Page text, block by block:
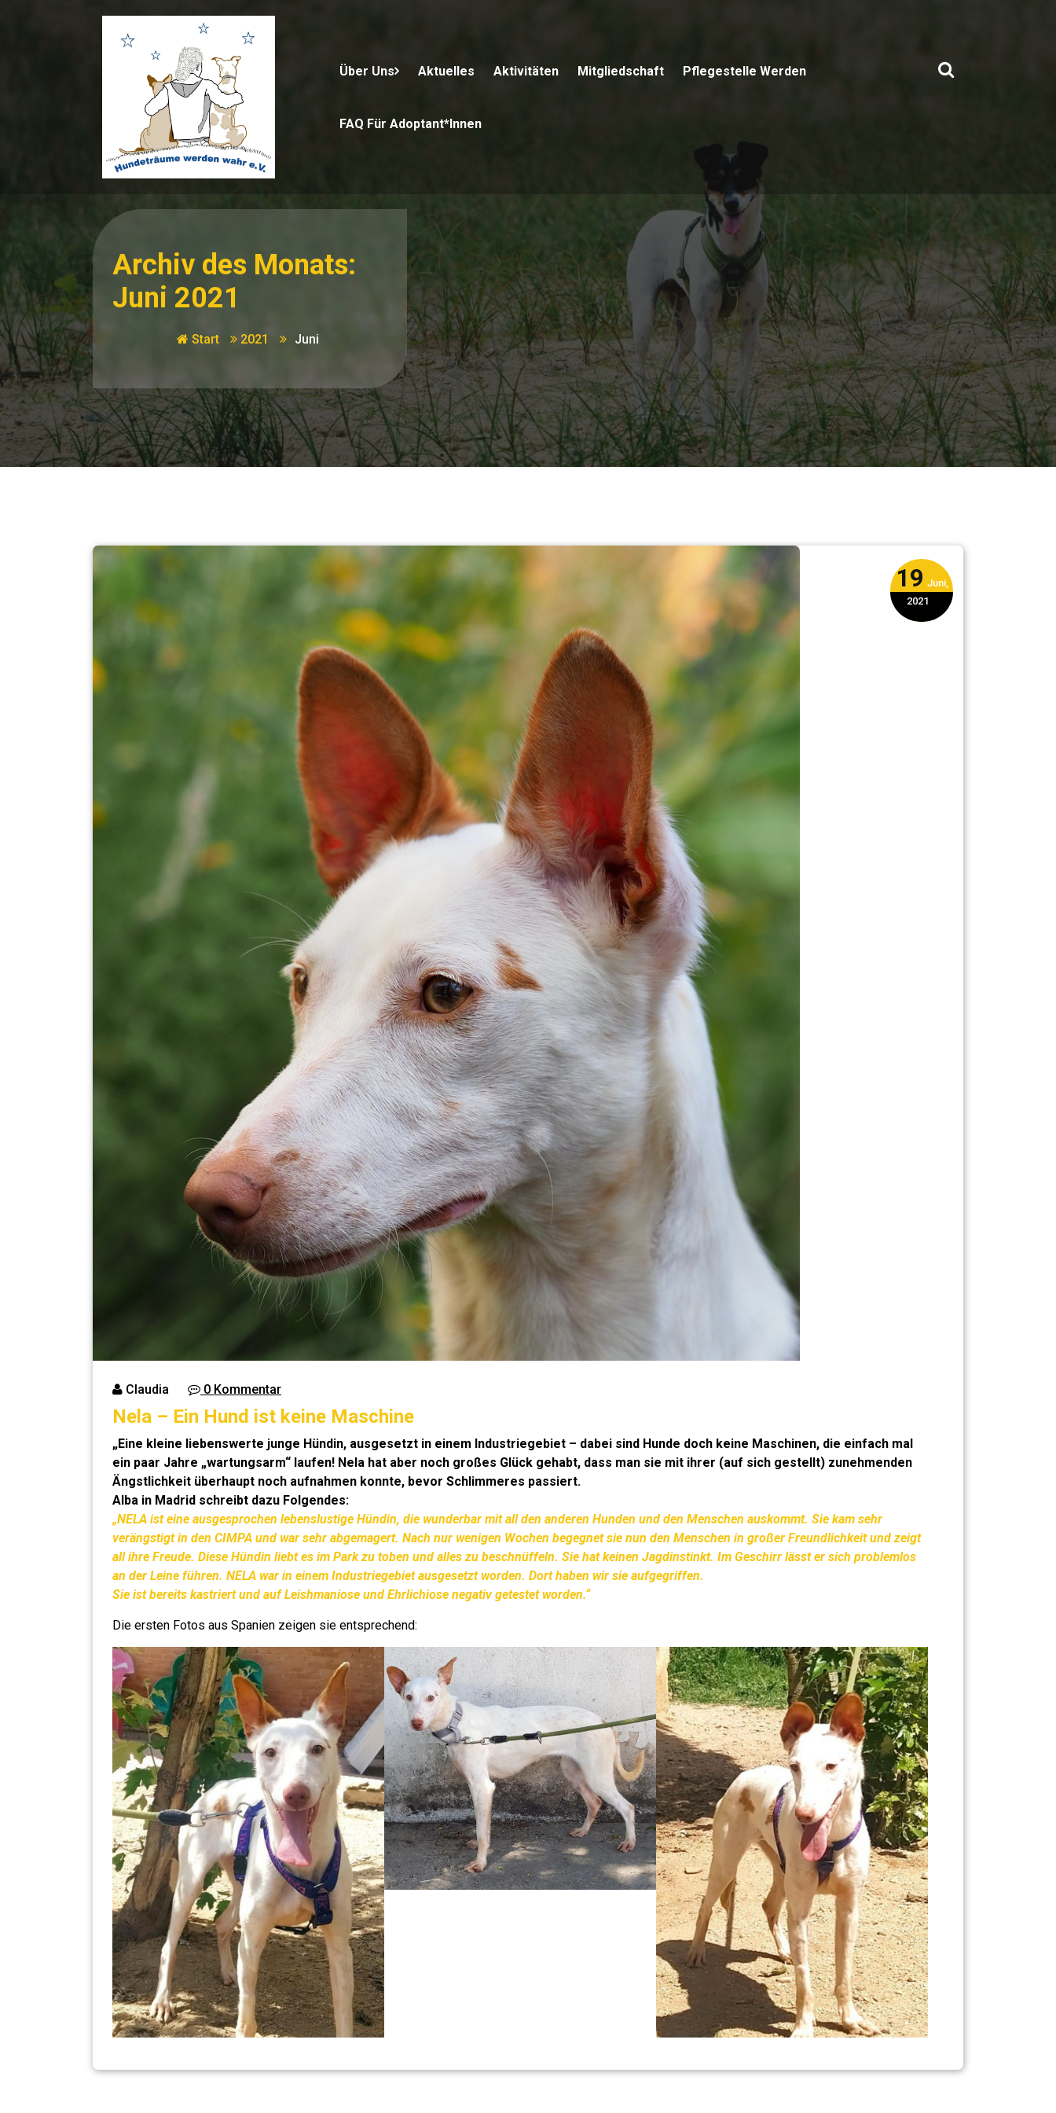
Über Uns
Aktuelles Aktivitäten Mitgliedschaft Pflegestelle Werden
FAQ Für Adoptant*innen
Archiv des Monats:
Juni 2021
Start 2021 Juni
19 Juni,
2021
Claudia 0 Kommentar
Nela – Ein Hund ist keine Maschine
„Eine kleine liebenswerte junge Hündin, ausgesetzt in einem Industriegebiet – dabei sind Hunde doch keine Maschinen, die einfach mal
ein paar Jahre „wartungsarm“ laufen! Nela hat aber noch großes Glück gehabt, dass man sie mit ihrer (auf sich gestellt) zunehmenden
Ängstlichkeit überhaupt noch aufnahmen konnte, bevor Schlimmeres passiert.
Alba in Madrid schreibt dazu Folgendes:
„NELA ist eine ausgesprochen lebenslustige Hündin, die wunderbar mit all den anderen Hunden und den Menschen auskommt. Sie kam sehr
verängstigt in den CIMPA und war sehr abgemagert. Nach nur wenigen Wochen begegnet sie nun den Menschen in großer Freundlichkeit und zeigt
all ihre Freude. Diese Hündin liebt es im Park zu toben und alles zu beschnüffeln. Sie hat keinen Jagdinstinkt. Im Geschirr lässt er sich problemlos
an der Leine führen. NELA war in einem Industriegebiet ausgesetzt worden. Dort haben wir sie aufgegriffen.
Sie ist bereits kastriert und auf Leishmaniose und Ehrlichiose negativ getestet worden.“
Die ersten Fotos aus Spanien zeigen sie entsprechend: